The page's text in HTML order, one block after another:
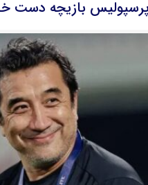
پرسپولیس بازیچه دست